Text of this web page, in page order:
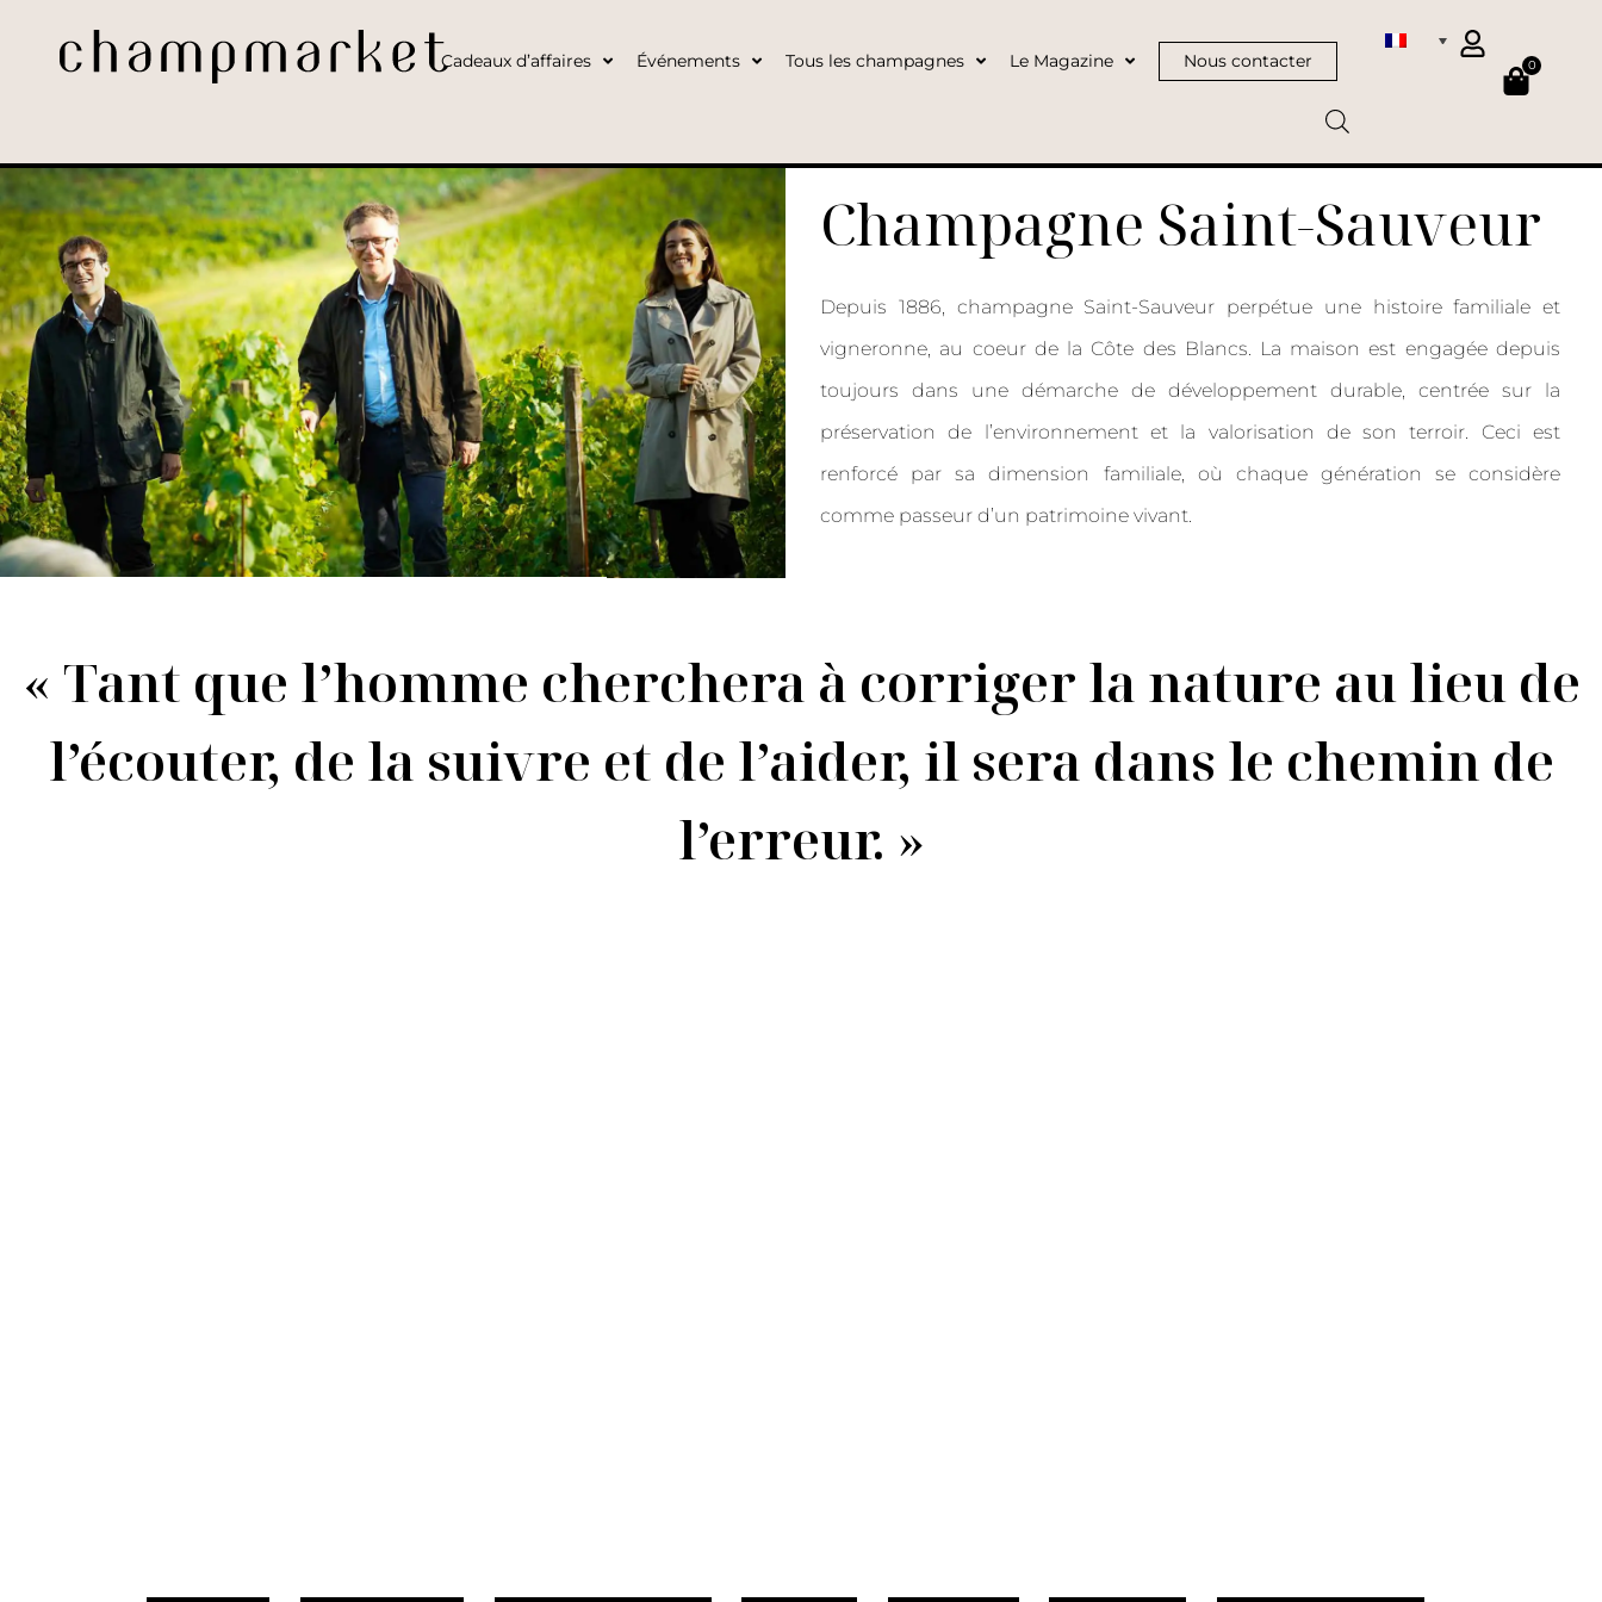
Cadeaux d’affaires Événements Tous les champagnes Le Magazine Nous contacter 0
Champagne Saint-Sauveur
Depuis 1886, champagne Saint-Sauveur perpétue une histoire familiale et
vigneronne, au coeur de la Côte des Blancs. La maison est engagée depuis
toujours dans une démarche de développement durable, centrée sur la
préservation de l’environnement et la valorisation de son terroir. Ceci est
renforcé par sa dimension familiale, où chaque génération se considère
comme passeur d’un patrimoine vivant.
« Tant que l’homme cherchera à corriger la nature au lieu de
l’écouter, de la suivre et de l’aider, il sera dans le chemin de
l’erreur. »